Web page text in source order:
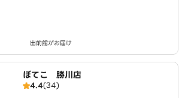
出前館がお届け
ぼてこ 勝川店
4.4(34)